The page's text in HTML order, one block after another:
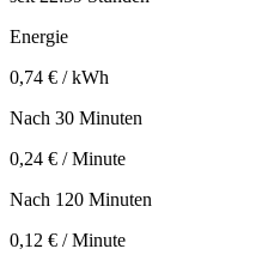
Energie
0,74 € / kWh
Nach 30 Minuten
0,24 € / Minute
Nach 120 Minuten
0,12 € / Minute